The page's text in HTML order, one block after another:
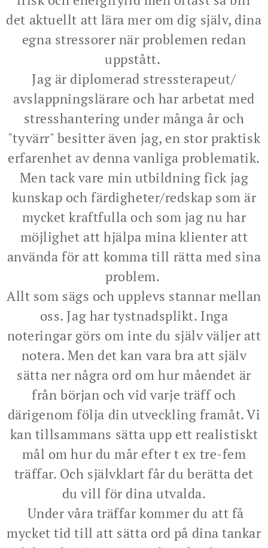
det aktuellt att lära mer om dig själv, dina
egna stressorer när problemen redan
uppstått.
Jag är diplomerad stressterapeut/
avslappningslärare och har arbetat med
stresshantering under många år och
"tyvärr" besitter även jag, en stor praktisk
erfarenhet av denna vanliga problematik.
Men tack vare min utbildning fick jag
kunskap och färdigheter/redskap som är
mycket kraftfulla och som jag nu har
möjlighet att hjälpa mina klienter att
använda för att komma till rätta med sina
problem.
Allt som sägs och upplevs stannar mellan
oss. Jag har tystnadsplikt. Inga
noteringar görs om inte du själv väljer att
notera. Men det kan vara bra att själv
sätta ner några ord om hur måendet är
från början och vid varje träff och
därigenom följa din utveckling framåt. Vi
kan tillsammans sätta upp ett realistiskt
mål om hur du mår efter t ex tre-fem
träffar. Och självklart får du berätta det
du vill för dina utvalda.
Under våra träffar kommer du att få
mycket tid till att sätta ord på dina tankar